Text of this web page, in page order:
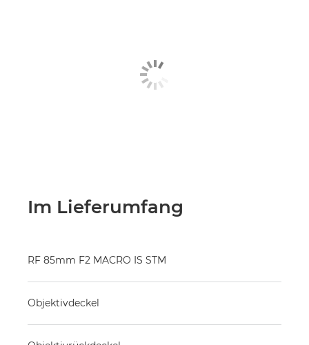
Im Lieferumfang
RF 85mm F2 MACRO IS STM
Objektivdeckel